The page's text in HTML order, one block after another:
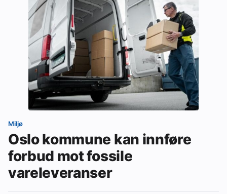
Miljø
Oslo kommune kan innføre
forbud mot fossile
vareleveranser